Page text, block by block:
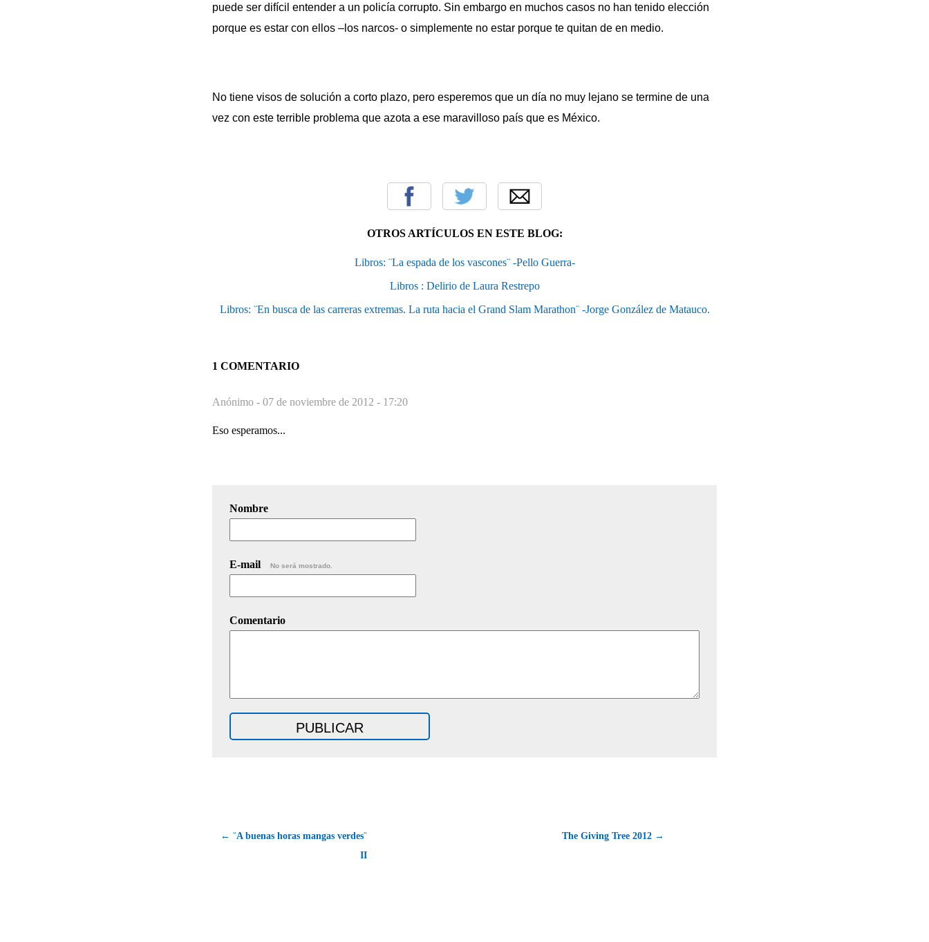
puede ser difícil entender a un policía corrupto. Sin embargo en muchos casos no han tenido elección
porque es estar con ellos –los narcos- o simplemente no estar porque te quitan de en medio.
No tiene visos de solución a corto plazo, pero esperemos que un día no muy lejano se termine de una
vez con este terrible problema que azota a ese maravilloso país que es México.
OTROS ARTÍCULOS EN ESTE BLOG:
Libros: ¨La espada de los vascones¨ -Pello Guerra-
Libros : Delirio de Laura Restrepo
Libros: ¨En busca de las carreras extremas. La ruta hacia el Grand Slam Marathon¨ -Jorge González de Matauco.
1 COMENTARIO
Anónimo - 07 de noviembre de 2012 - 17:20
Eso esperamos...
Nombre
E-mail No será mostrado.
Comentario
← ¨A buenas horas mangas verdes¨
II
The Giving Tree 2012 →